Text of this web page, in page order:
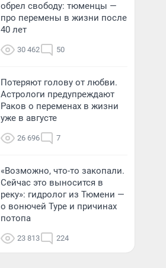
обрел свободу: тюменцы —
про перемены в жизни после
40 лет
30 462 50
Потеряют голову от любви.
Астрологи предупреждают
Раков о переменах в жизни
уже в августе
26 696 7
«Возможно, что-то закопали.
Сейчас это выносится в
реку»: гидролог из Тюмени —
о вонючей Туре и причинах
потопа
23 813 224